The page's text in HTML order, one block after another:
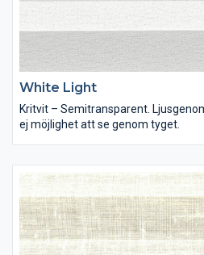
White Light
Kritvit – Semitransparent.
ej möjlighet att se genom tyget.